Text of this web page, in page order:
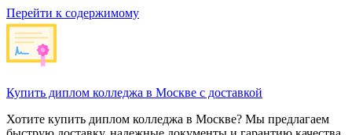
Перейти к содержимому
Купить диплом колледжа в Москве с доставкой
Хотите купить диплом колледжа в Москве? Мы предлагаем